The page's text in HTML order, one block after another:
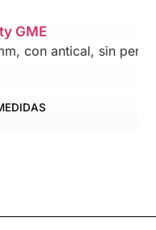
GME
con antical, sin